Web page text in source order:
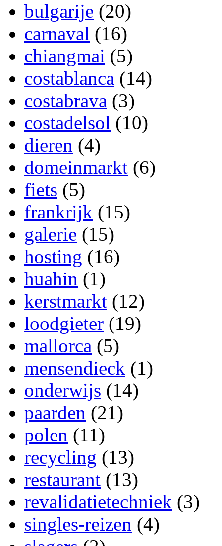
bulgarije (20)
carnaval (16)
chiangmai (5)
costablanca (14)
costabrava (3)
costadelsol (10)
dieren (4)
domeinmarkt (6)
fiets (5)
frankrijk (15)
galerie (15)
hosting (16)
huahin (1)
kerstmarkt (12)
loodgieter (19)
mallorca (5)
mensendieck (1)
onderwijs (14)
paarden (21)
polen (11)
recycling (13)
restaurant (13)
revalidatietechniek (3)
singles-reizen (4)